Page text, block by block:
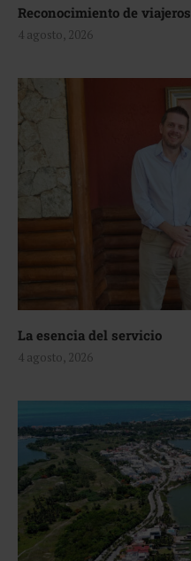
Reconocimiento de viajeros
4 agosto, 2026
La esencia del servicio
4 agosto, 2026